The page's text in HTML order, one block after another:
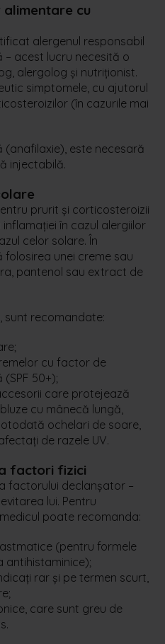
cu
alergenul responsabil
– acest lucru necesită o
alergolog și nutriționist.
simptomele, cu ajutorul
(în cazurile mai
este necesară
injectabilă.
prurit și corticosteroizii
în cazul alergiilor
celor solare. În
unei creme sau
pantenol sau extract de
sunt recomandate:
cu factor de
50+);
care protejează
cu mânecă lungă,
ochelari de soare,
de razele UV.
factori fizici
factorului declanșator –
lui. Pentru
poate recomanda:
(pentru formele
antihistaminice);
rar și pe termen scurt,
care sunt greu de